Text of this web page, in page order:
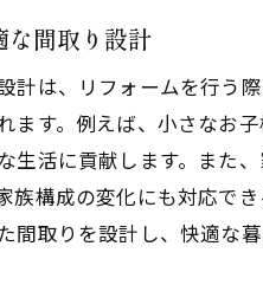
な間取り設計
計は、リフォームを行う
ます。例えば、小さなお
生活に貢献します。また
族構成の変化にも対応で
間取りを設計し、快適な暮